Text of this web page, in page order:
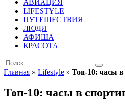
АВИАЦИЯ
LIFESTYLE
ПУТЕШЕСТВИЯ
ЛЮДИ
АФИША
КРАСОТА
Главная » Lifestyle » Топ-10: часы в
Топ-10: часы в